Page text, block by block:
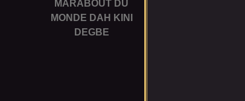
MARABOUT DU
MONDE DAH KINI
DEGBE